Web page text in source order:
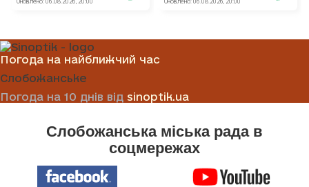
Погода на найближчий час
Слобожанське
Погода на 10 днів від sinoptik.ua
Слобожанська міська рада в
соцмережах